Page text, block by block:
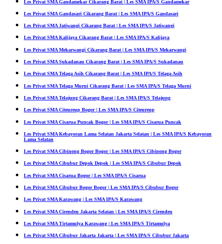
Les Privat SMA Gandamekar Cikarang Barat | Les SMA IPA/S Gandamekar
Les Privat SMA Gandasari Cikarang Barat | Les SMA IPA/S Gandasari
Les Privat SMA Jatiwangi Cikarang Barat | Les SMA IPA/S Jatiwangi
Les Privat SMA Kalijaya Cikarang Barat | Les SMA IPA/S Kalijaya
Les Privat SMA Mekarwangi Cikarang Barat | Les SMA IPA/S Mekarwangi
Les Privat SMA Sukadanau Cikarang Barat | Les SMA IPA/S Sukadanau
Les Privat SMA Telaga Asih Cikarang Barat | Les SMA IPA/S Telaga Asih
Les Privat SMA Telaga Murni Cikarang Barat | Les SMA IPA/S Telaga Murni
Les Privat SMA Telajung Cikarang Barat | Les SMA IPA/S Telajung
Les Privat SMA Citeureup Bogor | Les SMA IPA/S Citeureup
Les Privat SMA Cisarua Puncak Bogor | Les SMA IPA/S Cisarua Puncak
Les Privat SMA Kebayoran Lama Selatan Jakarta Selatan | Les SMA IPA/S Kebayoran
Lama Selatan
Les Privat SMA Cibinong Bogor Bogor | Les SMA IPA/S Cibinong Bogor
Les Privat SMA Cibubur Depok Depok | Les SMA IPA/S Cibubur Depok
Les Privat SMA Cisarua Bogor | Les SMA IPA/S Cisarua
Les Privat SMA Cibubur Bogor Bogor | Les SMA IPA/S Cibubur Bogor
Les Privat SMA Karawang | Les SMA IPA/S Karawang
Les Privat SMA Cirendeu Jakarta Selatan | Les SMA IPA/S Cirendeu
Les Privat SMA Tirtamulya Karawang | Les SMA IPA/S Tirtamulya
Les Privat SMA Cibubur Jakarta Jakarta | Les SMA IPA/S Cibubur Jakarta